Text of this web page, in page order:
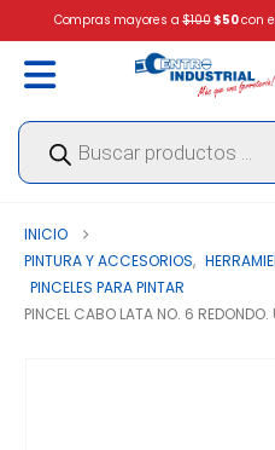
Compras mayores a$100 $50con
Búsqueda
productos
INICIO
PINTURA Y ACCESORIOS,
PINCELES PARA PINTAR
PINCEL CABO LATA NO. 6